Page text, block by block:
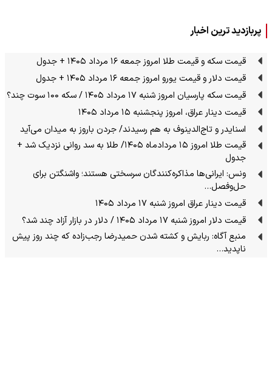
پربازدید ترین اخبار
قیمت سکه و قیمت طلا امروز جمعه ۱۶ مرداد ۱۴۰۵ + جدول
قیمت دلار و قیمت یورو امروز جمعه ۱۶ مرداد ۱۴۰۵ + جدول
قیمت سکه پارسیان امروز شنبه ۱۷ مرداد ۱۴۰۵ / سکه ۱۰۰ سوت چند؟
قیمت دینار عراق، امروز پنجشنبه ۱۵ مرداد ۱۴۰۵
اسنایدر و تاج‌الدینوف به هم رسیدند/ جردن باروز به میدان می‌آید
قیمت طلا امروز ۱۵ مردادماه ۱۴۰۵/ طلا به سد روانی نزدیک شد +
جدول
ونس: ایرانی‌ها مذاکره‌کنندگان سرسختی هستند؛ واشنگتن برای
حل‌وفصل…
قیمت دینار عراق امروز شنبه ۱۷ مرداد ۱۴۰۵
قیمت دلار امروز شنبه ۱۷ مرداد ۱۴۰۵ / دلار در بازار آزاد چند شد؟
منبع آگاه: ربایش و کشته شدن حمیدرضا رجب‌زاده که چند روز پیش
ناپدید…